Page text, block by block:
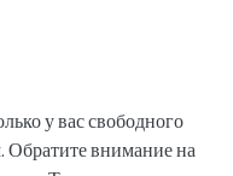
у вас свободного
Обратите внимание на